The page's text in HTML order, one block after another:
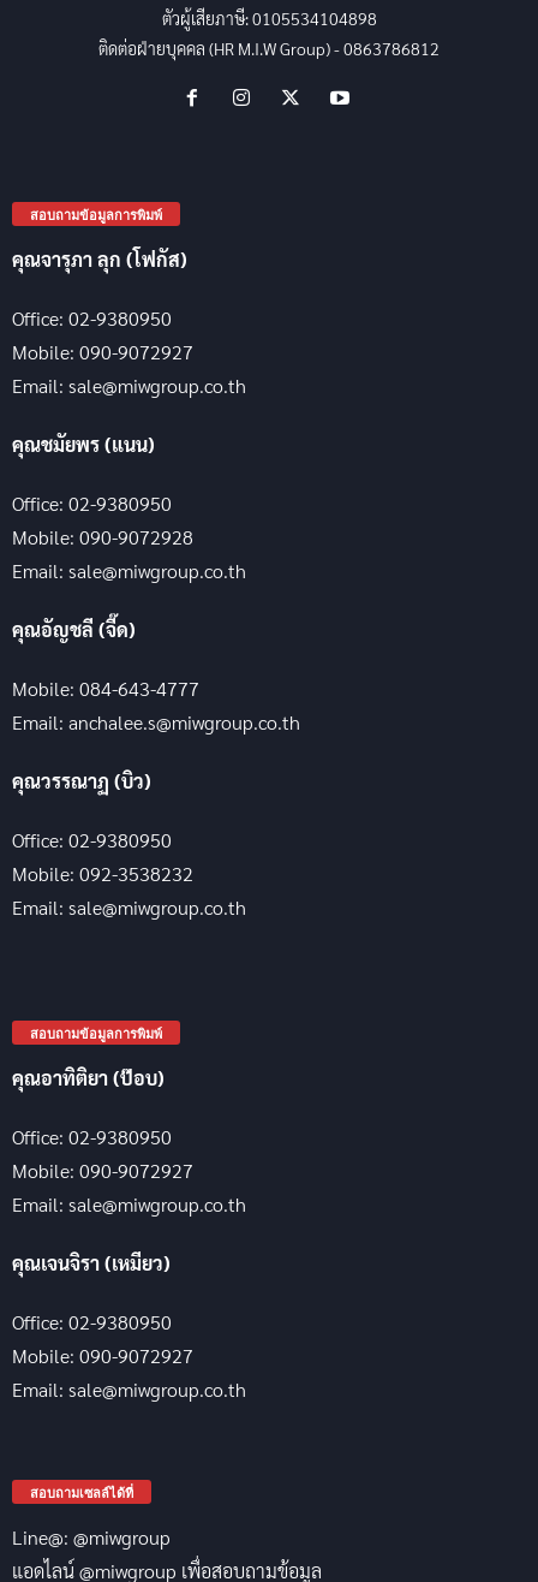
ตัวผู้เสียภาษี: 0105534104898
ติดต่อฝ่ายบุคคล (HR M.I.W Group) - 0863786812
สอบถามข้อมูลการพิมพ์
คุณจารุภา ลุก (โฟกัส)
Office: 02-9380950
Mobile: 090-9072927
Email: sale@miwgroup.co.th
คุณชมัยพร (แนน)
Office: 02-9380950
Mobile: 090-9072928
Email: sale@miwgroup.co.th
คุณอัญชลี (จี๊ด)
Mobile: 084-643-4777
Email: anchalee.s@miwgroup.co.th
คุณวรรณาฏ (บิว)
Office: 02-9380950
Mobile: 092-3538232
Email: sale@miwgroup.co.th
สอบถามข้อมูลการพิมพ์
คุณอาทิติยา (ป๊อบ)
Office: 02-9380950
Mobile: 090-9072927
Email: sale@miwgroup.co.th
คุณเจนจิรา (เหมียว)
Office: 02-9380950
Mobile: 090-9072927
Email: sale@miwgroup.co.th
สอบถามเซลล์ได้ที่
Line@: @miwgroup
แอดไลน์ @miwgroup เพื่อสอบถามข้อมูล